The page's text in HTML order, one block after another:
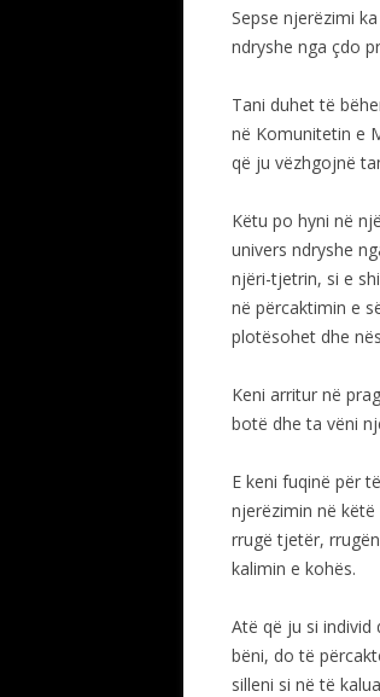
Sepse njerëzimi
ndryshe nga çdo
Tani duhet të
në Komunitetin e
që ju vëzhgojnë
Këtu po hyni në
univers ndryshe
njëri-tjetrin, si e
në përcaktimin e
plotësohet dhe
Keni arritur në
botë dhe ta vëni
E keni fuqinë për
njerëzimin në
rrugë tjetër,
kalimin e kohës.
Atë që ju si
bëni, do të
silleni si në të